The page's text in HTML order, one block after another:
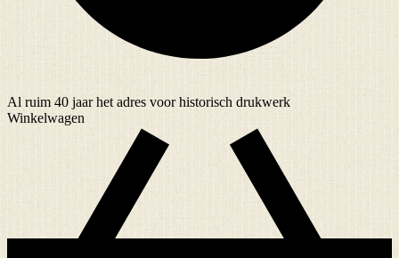
Al ruim 40 jaarhet adres voor historisch drukwerk
Winkelwagen